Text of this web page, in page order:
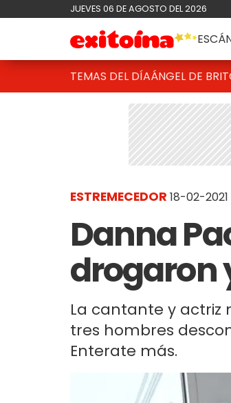
JUEVES 06 DE AGOSTO DEL 2026
TEMAS DEL DÍAÁNGEL DE
ESTREMECEDOR 18-02-2021
Danna
drogaron
La cantante y actriz
tres hombres
Enterate más.